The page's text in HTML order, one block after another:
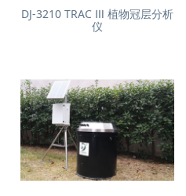
DJ-3210 TRAC Ⅲ 植物冠层分析
仪